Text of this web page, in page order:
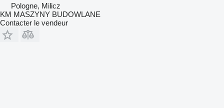
Pologne, Milicz
KM MASZYNY BUDOWLANE
Contacter le vendeur